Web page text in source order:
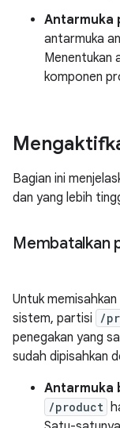
Antarmuka
antarmuka
Menentukan
komponen
Bagian ini
dan yang lebih
Membatalkan
Untuk
sistem, partisi
/
penegakan yang
sudah dipisahkan
Antarmuka
/product